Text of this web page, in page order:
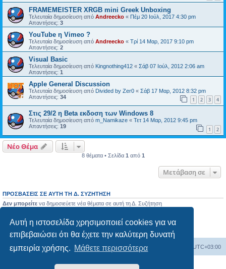
Αυτή η ιστοσελίδα χρησιμοποιεί cookies για να
επιβεβαιώσει ότι θα έχετε την καλύτερη δυνατή
εμπειρία χρήσης. Μάθετε περισσότερα
FRAMEMEISTER XRGB mini Greek Unboxing
Τελευταία δημοσίευση από Andreecko « Πέμ 20 Ιούλ, 2017 4:30 pm
Απαντήσεις: 3
YouTube η Vimeo ?
Τελευταία δημοσίευση από Andreecko « Τρί 14 Μαρ, 2017 9:10 pm
Απαντήσεις: 2
Visual Basic
Τελευταία δημοσίευση από Kingnothing412 « Σάβ 07 Ιούλ, 2012 2:06 am
Απαντήσεις: 1
Apple General Discussion
Τελευταία δημοσίευση από Divided by Zer0 « Σάβ 17 Μαρ, 2012 8:32 pm
Απαντήσεις: 34 1 2 3 4
Στις 29/2 η Beta εκδοση των Windows 8
Τελευταία δημοσίευση από m_Namikaze « Τετ 14 Μαρ, 2012 9:45 pm
Απαντήσεις: 19 1 2
Νέο Θέμα
8 θέματα • Σελίδα 1 από 1
Μετάβαση σε
ΠΡΟΣΒΆΣΕΙΣ ΣΕ ΑΥΤΉ ΤΗ Δ. ΣΥΖΉΤΗΣΗ
Δεν μπορείτε να δημοσιεύετε νέα θέματα σε αυτή τη Δ. Συζήτηση
Δεν μπορείτε
να επεξεργάζεστε τις δημοσιεύσεις σας σε αυτή τη Δ. Συζήτηση
Δεν μπορείτενα διαγράφετε τις δημοσιεύσεις σας σε αυτή τη Δ. Συζήτηση
Δεν μπορείτενα επισυνάπτετε αρχεία σε αυτή τη Δ. Συζήτηση
Ευρετήριο Δ. Συζήτησης Όλοι οι χρόνοι είναι UTC+03:00
Δημιουργήθηκε απόphpBB® Forum Software © phpBB Limited